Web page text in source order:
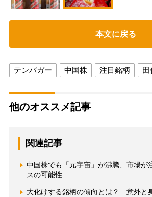
本文に戻る
テンバガー 中国株 注目銘柄 田
他のオススメ記事
関連記事
中国株でも「元宇宙」が沸騰、市場が
スの可能性
大化けする銘柄の傾向とは？ 意外と